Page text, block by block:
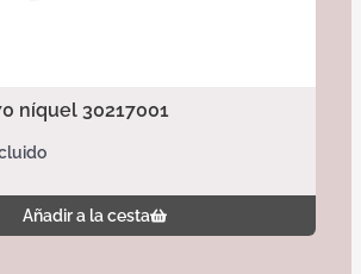
níquel 30217001
Añadir a la cesta